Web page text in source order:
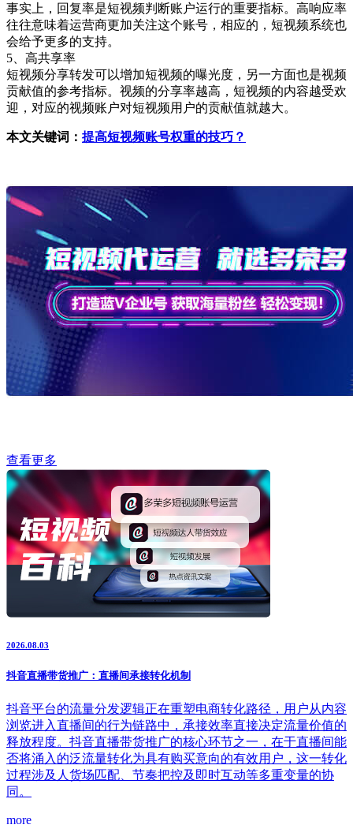
事实上，回复率是短视频判断账户运行的重要指标。高响应率
往往意味着运营商更加关注这个账号，相应的，短视频系统也
会给予更多的支持。
5、高共享率
短视频分享转发可以增加短视频的曝光度，另一方面也是视频
贡献值的参考指标。视频的分享率越高，短视频的内容越受欢
迎，对应的视频账户对短视频用户的贡献值就越大。
本文关键词： 提高短视频账号权重的技巧？
查看更多
2026.08.03
抖音直播带货推广：直播间承接转化机制
抖音平台的流量分发逻辑正在重塑电商转化路径，用户从内容
浏览进入直播间的行为链路中，承接效率直接决定流量价值的
释放程度。抖音直播带货推广的核心环节之一，在于直播间能
否将涌入的泛流量转化为具有购买意向的有效用户，这一转化
过程涉及人货场匹配、节奏把控及即时互动等多重变量的协
同。
more